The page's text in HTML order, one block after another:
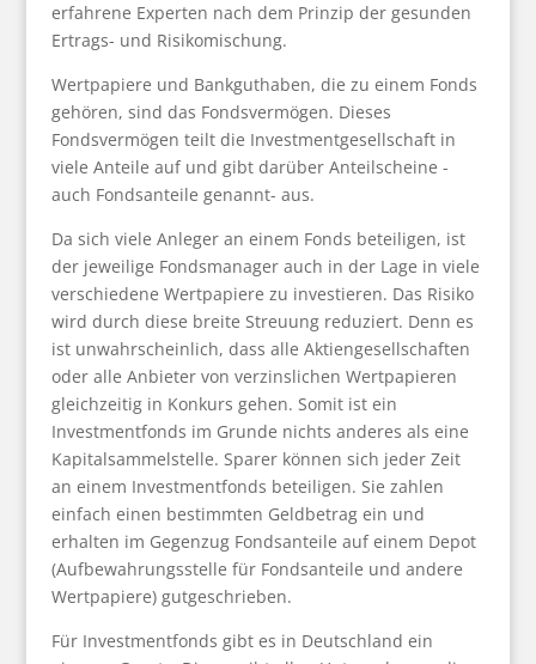
erfahrene Experten nach dem Prinzip der gesunden
Ertrags- und Risikomischung.
Wertpapiere und Bankguthaben, die zu einem Fonds
gehören, sind das Fondsvermögen. Dieses
Fondsvermögen teilt die Investmentgesellschaft in
viele Anteile auf und gibt darüber Anteilscheine -
auch Fondsanteile genannt- aus.
Da sich viele Anleger an einem Fonds beteiligen, ist
der jeweilige Fondsmanager auch in der Lage in viele
verschiedene Wertpapiere zu investieren. Das Risiko
wird durch diese breite Streuung reduziert. Denn es
ist unwahrscheinlich, dass alle Aktiengesellschaften
oder alle Anbieter von verzinslichen Wertpapieren
gleichzeitig in Konkurs gehen. Somit ist ein
Investmentfonds im Grunde nichts anderes als eine
Kapitalsammelstelle. Sparer können sich jeder Zeit
an einem Investmentfonds beteiligen. Sie zahlen
einfach einen bestimmten Geldbetrag ein und
erhalten im Gegenzug Fondsanteile auf einem Depot
(Aufbewahrungsstelle für Fondsanteile und andere
Wertpapiere) gutgeschrieben.
Für Investmentfonds gibt es in Deutschland ein